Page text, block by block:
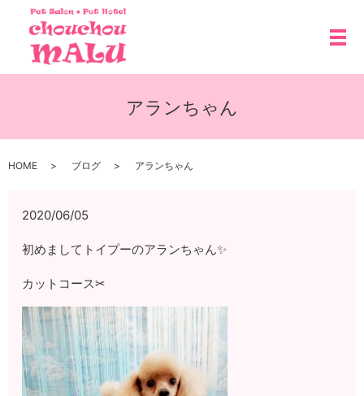
メ
アランちゃん
HOME ブログ アランちゃん
2020/06/05
初めましてトイプーのアランちゃん✨
カットコース✂